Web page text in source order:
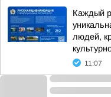
Каждый
людей,
11:07